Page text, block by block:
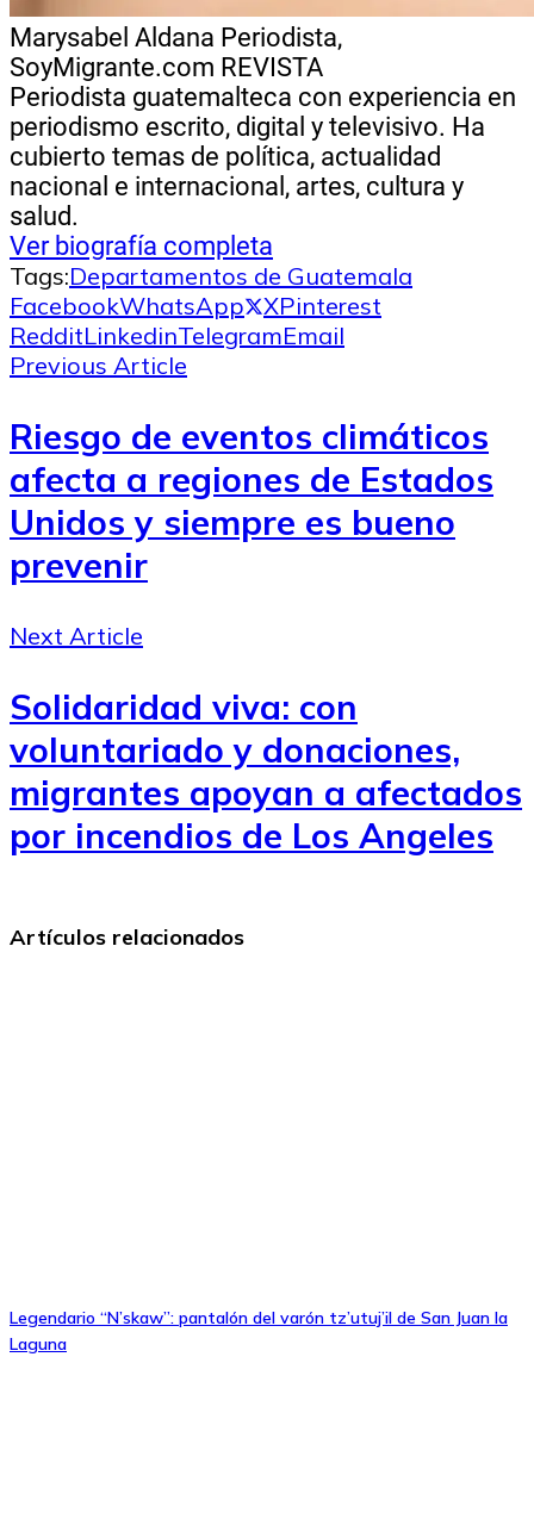
Marysabel Aldana Periodista,
SoyMigrante.com REVISTA
Periodista guatemalteca con experiencia en
periodismo escrito, digital y televisivo. Ha
cubierto temas de política, actualidad
nacional e internacional, artes, cultura y
salud.
Ver biografía completa
Tags:Departamentos de Guatemala
FacebookWhatsApp XPinterest
RedditLinkedinTelegramEmail
Previous Article
Riesgo de eventos climáticos
afecta a regiones de Estados
Unidos y siempre es bueno
prevenir
Next Article
Solidaridad viva: con
voluntariado y donaciones,
migrantes apoyan a afectados
por incendios de Los Angeles
Artículos relacionados
Legendario “N’skaw”: pantalón del varón tz’utuj’il de San Juan la
Laguna